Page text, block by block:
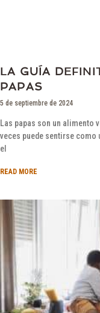
LA GUÍA
PAPAS
5 de septiembre de 2024
Las papas son un alimento
veces puede sentirse como
el
READ MORE